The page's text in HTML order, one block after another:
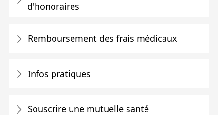
d'honoraires
Remboursement des frais médicaux
Infos pratiques
Souscrire une mutuelle santé